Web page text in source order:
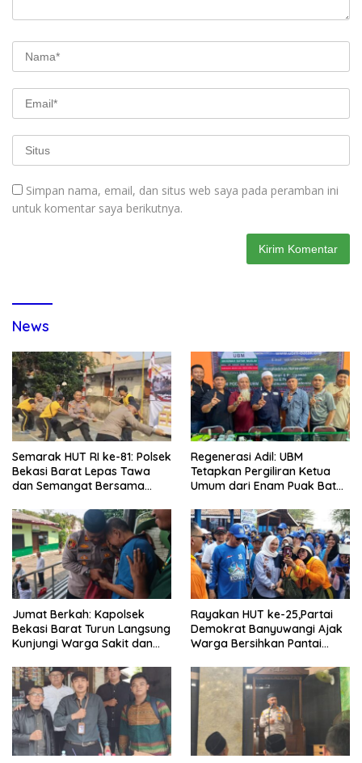
Simpan nama, email, dan situs web saya pada peramban ini
untuk komentar saya berikutnya.
News
Semarak HUT RI ke-81: Polsek
Bekasi Barat Lepas Tawa
dan Semangat Bersama
Regenerasi Adil: UBM
Tetapkan Pergiliran Ketua
Umum dari Enam Puak Batak
Jumat Berkah: Kapolsek
Bekasi Barat Turun Langsung
Kunjungi Warga Sakit dan
Rayakan HUT ke-25,Partai
Demokrat Banyuwangi Ajak
Warga Bersihkan Pantai